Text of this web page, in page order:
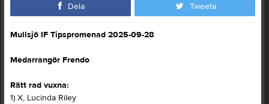
Dela Tweeta
Mullsjö IF Tipspromenad 2025-09-28
Medarrangör Frendo
Rätt rad vuxna:
1) X, Lucinda Riley